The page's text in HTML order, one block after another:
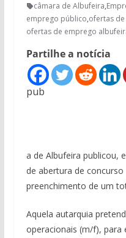
câmara de Albufeira,
emprego público,ofertas
ofertas de emprego
Partilhe a notícia
pub
a de Albufeira publicou,
de abertura de
preenchimento de um
Aquela autarquia
operacionais (m/f), para